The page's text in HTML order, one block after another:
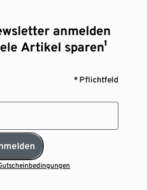
anmelden
Artikel sparen¹
* Pflichtfeld